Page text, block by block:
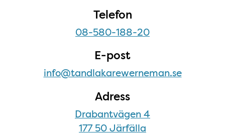
Telefon
08-580-188-20
E-post
info@tandlakarewerneman.se
Adress
Drabantvägen 4
177 50 Järfälla